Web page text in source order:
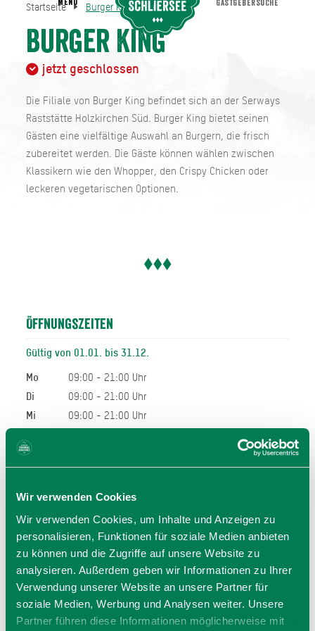
Wir verwenden Cookies
Wir verwenden Cookies, um Inhalte und Anzeigen zu
personalisieren, Funktionen für soziale Medien anbieten
zu können und die Zugriffe auf unsere Website zu
analysieren. Außerdem geben wir Informationen zu Ihrer
Verwendung unserer Website an unsere Partner für
soziale Medien, Werbung und Analysen weiter. Unsere
Partner führen diese Informationen möglicherweise mit
Startseite Burger King
Burger King
jetzt geschlossen
Die Filiale von Burger King befindet sich an der Serways
Raststätte Holzkirchen Süd. Burger King bietet seinen
Gästen eine vielfältige Auswahl an Burgern, die frisch
zubereitet werden. Die Gäste können wählen zwischen
Klassikern wie den Whopper, den Crispy Chicken oder
leckeren vegetarischen Optionen.
Öffnungszeiten
Gültig von 01.01. bis 31.12.
Mo
09:00 - 21:00 Uhr
Di
09:00 - 21:00 Uhr
Mi
09:00 - 21:00 Uhr
Fr
Sa
09:00 - 21:00 Uhr
So
09:00 - 21:00 Uhr
Allgemeiner Hinweis:
Bei den hier angegeben Öffnungszeiten handelt es sich
um die regulären Öffnungszeiten.
Kurzfristige Änderungen sowie Urlaubszeiten erfahren Sie
auf der Homepage des Anbieters (siehe Link) oder
telefonisch unter der angegebenen Telefonnummer!
Startseite Burger King
MENU GASTGEBERSUCHE